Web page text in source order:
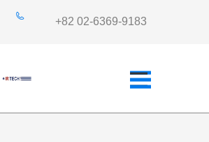
+82 02-6369-9183